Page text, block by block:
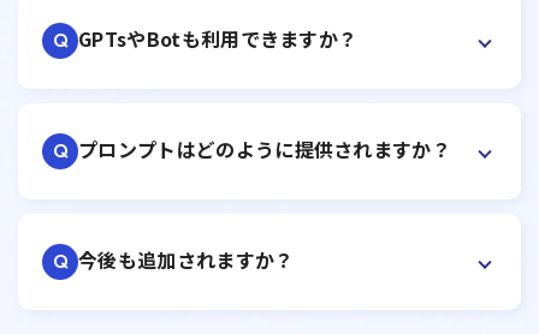
Q GPTsやBotも利用できますか？
Q プロンプトはどのように提供されますか？
Q 今後も追加されますか？